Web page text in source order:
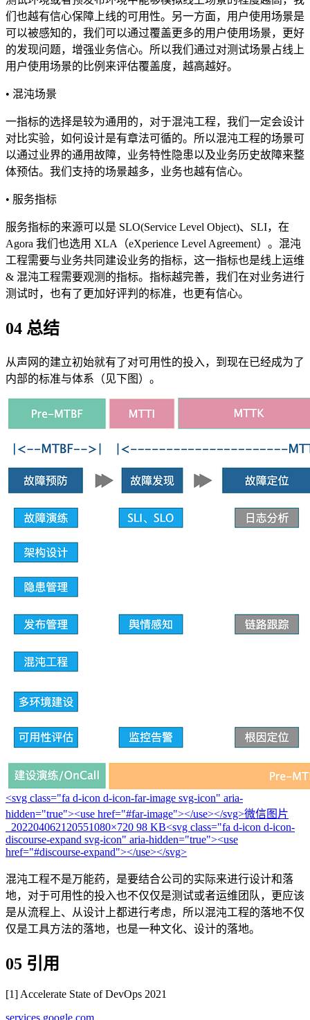
们也越有信心保障上线的可用性。另一方面，用户使用场景是
可以被感知的，我们可以通过覆盖更多的用户使用场景，更好
的发现问题，增强业务信心。所以我们通过对测试场景占线上
用户使用场景的比例来评估覆盖度，越高越好。
• 混沌场景
一指标的选择是较为通用的，对于混沌工程，我们一定会设计
对比实验，如何设计是有章法可循的。所以混沌工程的场景可
以通过业界的通用故障，业务特性隐患以及业务历史故障来整
体预估。我们支持的场景越多，业务也越有信心。
• 服务指标
服务指标的来源可以是 SLO(Service Level Object)、SLI，在
Agora 我们也选用 XLA（eXperience Level Agreement）。混沌
工程需要与业务共同建设业务的指标，这一指标也是线上运维
& 混沌工程需要观测的指标。指标越完善，我们在对业务进行
测试时，也有了更加好评判的标准，也更有信心。
04 总结
从声网的建立初始就有了对可用性的投入，到现在已经成为了
内部的标准与体系（见下图）。
<svg class="fa d-icon d-icon-far-image svg-icon" aria-
hidden="true"><use href="#far-image"></use></svg>微信图片
_202204062120551080×720 98 KB<svg class="fa d-icon d-icon-
discourse-expand svg-icon" aria-hidden="true"><use
href="#discourse-expand"></use></svg>
混沌工程不是万能药，是要结合公司的实际来进行设计和落
地，对于可用性的投入也不仅仅是测试或者运维团队，更应该
是从流程上、从设计上都进行考虑，所以混沌工程的落地不仅
仅是工具方法的落地，也是一种文化、设计的落地。
05 引用
[1] Accelerate State of DevOps 2021
services.google.com